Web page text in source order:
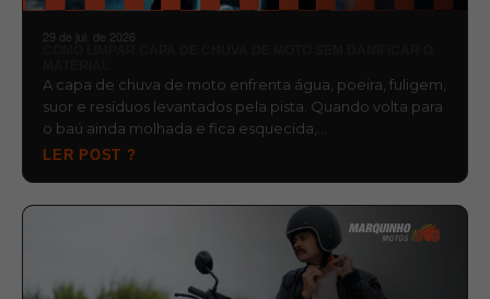
29 de jul. de 2026
A capa de chuva de moto enfrenta água, poeira, fuligem,
suor e resíduos levantados pela pista. Quando volta para
o baú ainda molhada e fica esquecida,…
LER POST ?